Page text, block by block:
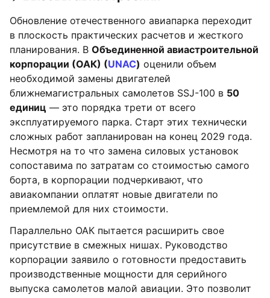
Обновление отечественного авиапарка переходит
в плоскость практических расчетов и жесткого
планирования. В Объединенной авиастроительной
корпорации (ОАК) (UNAC) оценили объем
необходимой замены двигателей
ближнемагистральных самолетов SSJ-100 в 50
единиц — это порядка трети от всего
эксплуатируемого парка. Старт этих технически
сложных работ запланирован на конец 2029 года.
Несмотря на то что замена силовых установок
сопоставима по затратам со стоимостью самого
борта, в корпорации подчеркивают, что
авиакомпании оплатят новые двигатели по
приемлемой для них стоимости.
Параллельно ОАК пытается расширить свое
присутствие в смежных нишах. Руководство
корпорации заявило о готовности предоставить
производственные мощности для серийного
выпуска самолетов малой авиации. Это позволит